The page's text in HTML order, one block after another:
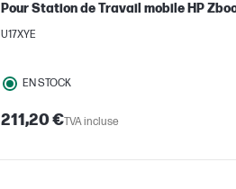
Pour Station de Travail mobile HP
U17XYE
EN STOCK
211,20 €TVA incluse